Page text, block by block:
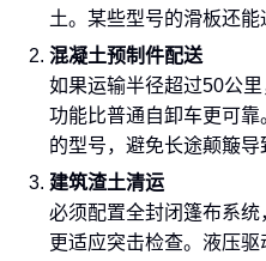
土。某些型号的滑板还能
混凝土预制件配送
如果运输半径超过50公里
功能比普通自卸车更可
的型号，避免长途颠簸导
建筑渣土清运
必须配置全封闭篷布系
更适应突击检查。液压驱